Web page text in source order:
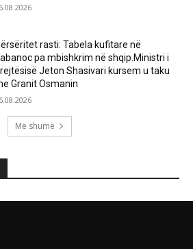
rasti: Tabela kufitare në
pa mbishkrim në shqip.Ministri i
Jeton Shasivari kursem u taku
Granit Osmanin
Më shumë